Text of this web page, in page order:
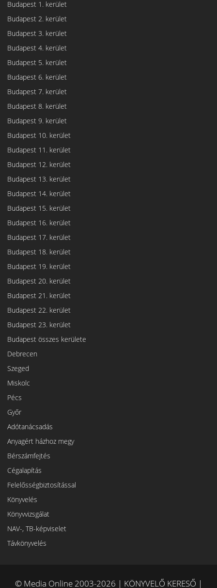
Budapest 1. kerület
Budapest 2. kerület
Budapest 3. kerület
Budapest 4. kerület
Budapest 5. kerület
Budapest 6. kerület
Budapest 7. kerület
Budapest 8. kerület
Budapest 9. kerület
Budapest 10. kerület
Budapest 11. kerület
Budapest 12. kerület
Budapest 13. kerület
Budapest 14. kerület
Budapest 15. kerület
Budapest 16. kerület
Budapest 17. kerület
Budapest 18. kerület
Budapest 19. kerület
Budapest 20. kerület
Budapest 21. kerület
Budapest 22. kerület
Budapest 23. kerület
Budapest összes kerülete
Debrecen
Szeged
Miskolc
Pécs
Győr
Adótanácsadás
Anyagért házhoz megy
Bérszámfejtés
Cégalapítás
Felelősségbiztosítással
Könyvelés
Könyvvizsgálat
NAV-, TB-képviselet
Távkönyvelés
© Media Online 2003-2026 | KÖNYVELŐ KERESŐ |